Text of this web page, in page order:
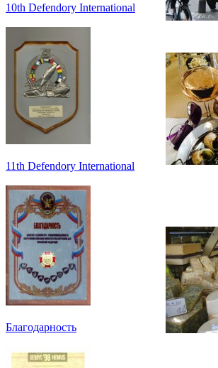
10th Defendory International
11th Defendory International
Благодарность